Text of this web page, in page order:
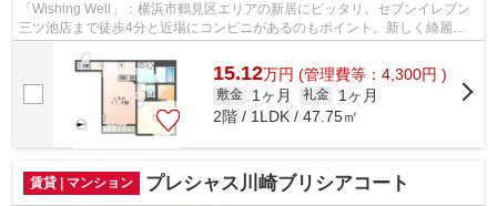
「Wishing Well」：横浜市鶴見区エリアの新居にピッタリ。セブンイレブン
三ツ池店まで徒歩4分と近場にコンビニがあるのもポイント。新しく綺麗な
15.12万円 (管理費等：4,300円 )
敷金 1ヶ月 礼金
1ヶ月
2階 / 1LDK / 47.75㎡
賃貸 | マンション プレシャス川崎ブリシアコート